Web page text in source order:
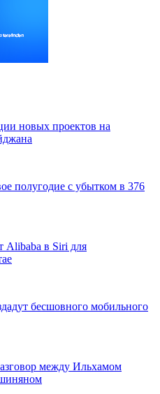
новых проектов на
полугодие с убытком в 376
Alibaba в Siri для
бесшовного мобильного
между Ильхамом